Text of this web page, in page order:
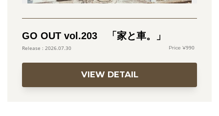
GO OUT vol.203 「家と車。」
2026.07.30 990
VIEW DETAIL